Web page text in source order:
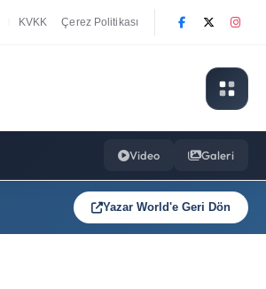
KVKK Çerez Politikası
Video Galeri
Yazar World'e Geri Dön